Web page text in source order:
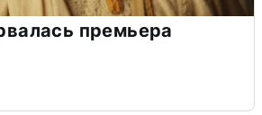
премьера